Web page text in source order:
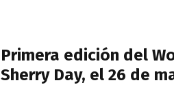
entradas
Primera edición del
Sherry Day, el 26 de